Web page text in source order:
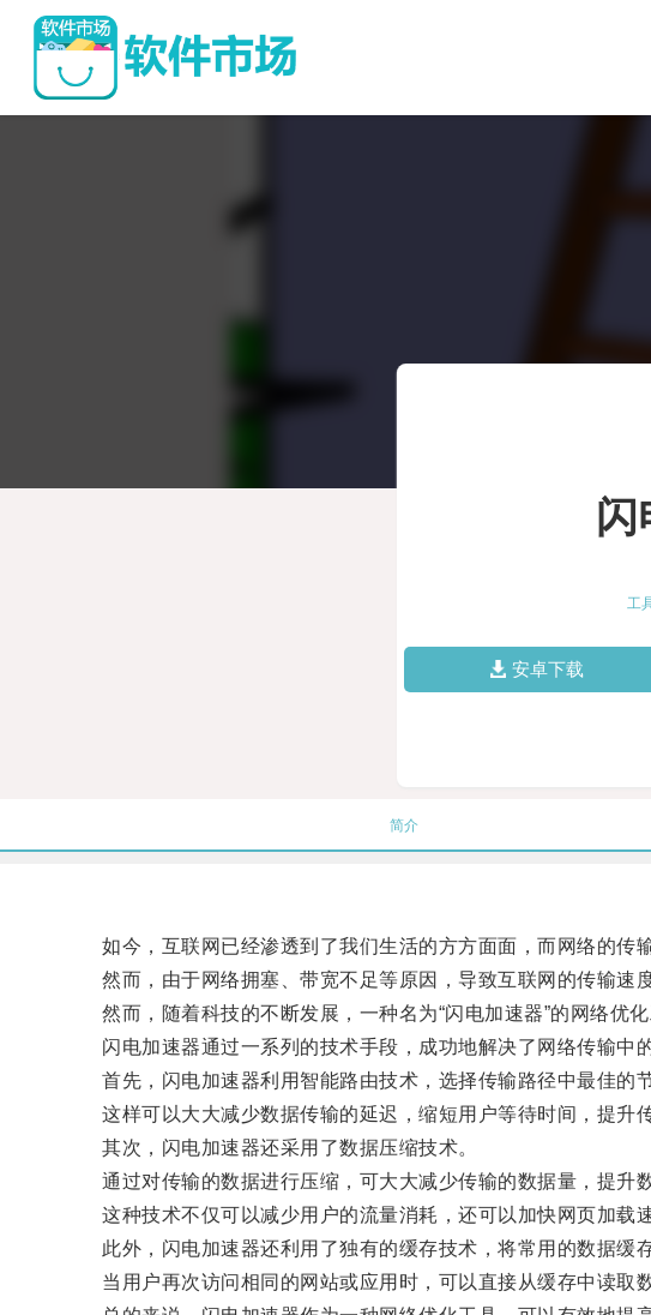
闪
工
安卓下载
简介
如今，互联网已经渗透到了我们生活的方方面面，而网络的传
然而，由于网络拥塞、带宽不足等原因，导致互联网的传输速
然而，随着科技的不断发展，一种名为“闪电加速器”的网络优化
闪电加速器通过一系列的技术手段，成功地解决了网络传输中的
首先，闪电加速器利用智能路由技术，选择传输路径中最佳的节
这样可以大大减少数据传输的延迟，缩短用户等待时间，提升传
其次，闪电加速器还采用了数据压缩技术。
通过对传输的数据进行压缩，可大大减少传输的数据量，提升数
这种技术不仅可以减少用户的流量消耗，还可以加快网页加载
此外，闪电加速器还利用了独有的缓存技术，将常用的数据缓存
当用户再次访问相同的网站或应用时，可以直接从缓存中读取